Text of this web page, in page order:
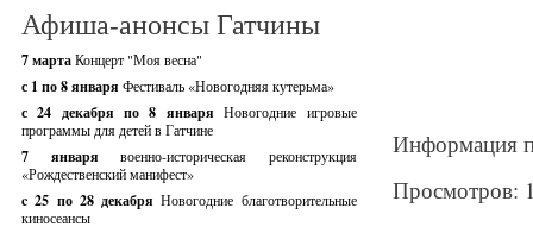
Афиша-анонсы Гатчины
7 мартаКонцерт "Моя весна"
с 1 по 8 января Фестиваль «Новогодняя кутерьма»
с 24 декабря по 8 январяНовогодние игровые
программы для детей в Гатчине
7 январявоенно-историческая реконструкция
«Рождественский манифест»
c 25 по 28 декабряНовогодние благотворительные
киносеансы
Информация
Просмотров: